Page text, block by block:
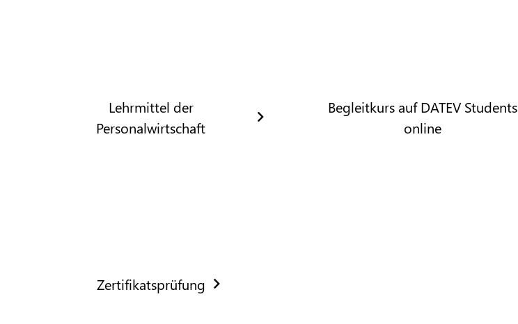
Lehrmittel der
Personalwirtschaft
Begleitkurs auf DATEV Students
online
Zertifikatsprüfung